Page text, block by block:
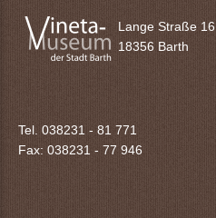
Lange Straße 16
18356 Barth
Tel. 038231 - 81 771
Fax: 038231 - 77 946